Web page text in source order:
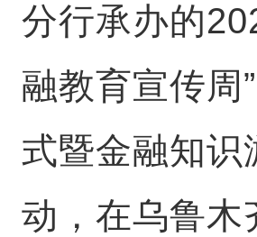
分行承办的
融教育宣传周
式暨金融知识
动，在乌鲁木